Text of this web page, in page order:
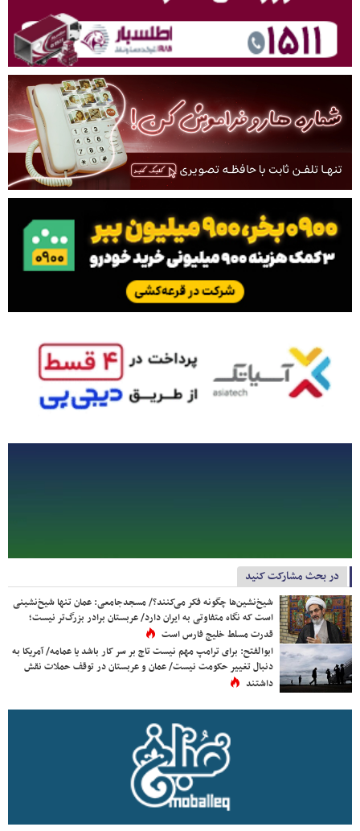
در بحث مشارکت کنید
شیخ‌نشین‌ها چگونه فکر می‌کنند؟/ مسجدجامعی: عمان تنها شیخ‌نشینی
است که نگاه متفاوتی به ایران دارد/ عربستان برادر بزرگ‌تر نیست؛
قدرت مسلط خلیج فارس است
ابوالفتح: برای ترامپ مهم نیست تاج بر سر کار باشد یا عمامه/ آمریکا به
دنبال تغییر حکومت نیست/ عمان و عربستان در توقف حملات نقش
داشتند